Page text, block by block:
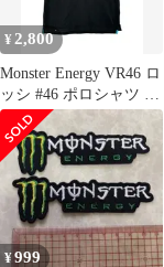
¥2,800
Monster Energy VR46 ロ
ッシ #46 ポロシャツ 黒
MotoGP
¥999